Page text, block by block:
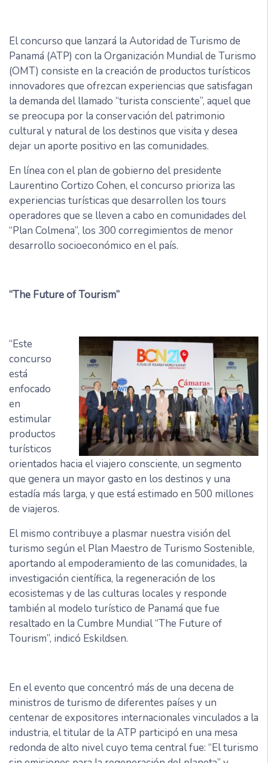
El concurso que lanzará la Autoridad de Turismo de
Panamá (ATP) con la Organización Mundial de Turismo
(OMT) consiste en la creación de productos turísticos
innovadores que ofrezcan experiencias que satisfagan
la demanda del llamado “turista consciente”, aquel que
se preocupa por la conservación del patrimonio
cultural y natural de los destinos que visita y desea
dejar un aporte positivo en las comunidades.
En línea con el plan de gobierno del presidente
Laurentino Cortizo Cohen, el concurso prioriza las
experiencias turísticas que desarrollen los tours
operadores que se lleven a cabo en comunidades del
“Plan Colmena”, los 300 corregimientos de menor
desarrollo socioeconómico en el país.
“The Future of Tourism”
“Este
concurso
está
enfocado
en
estimular
productos
turísticos
orientados hacia el viajero consciente, un segmento
que genera un mayor gasto en los destinos y una
estadía más larga, y que está estimado en 500 millones
de viajeros.
El mismo contribuye a plasmar nuestra visión del
turismo según el Plan Maestro de Turismo Sostenible,
aportando al empoderamiento de las comunidades, la
investigación científica, la regeneración de los
ecosistemas y de las culturas locales y responde
también al modelo turístico de Panamá que fue
resaltado en la Cumbre Mundial “The Future of
Tourism”, indicó Eskildsen.
En el evento que concentró más de una decena de
ministros de turismo de diferentes países y un
centenar de expositores internacionales vinculados a la
industria, el titular de la ATP participó en una mesa
redonda de alto nivel cuyo tema central fue: “El turismo